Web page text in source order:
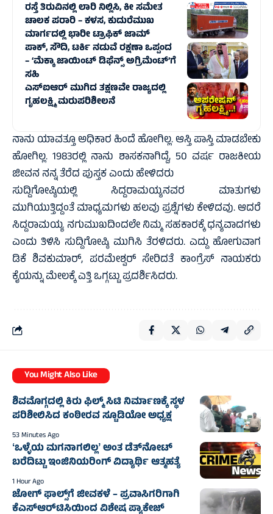
ರಸ್ತೆ ತಿರುವಿನಲ್ಲಿ ಲಾರಿ ನಿಲ್ಲಿಸಿ, ಕೀ ಸಮೇತ
ಚಾಲಕ ಪರಾರಿ – ಕಳಸ, ಕುದುರೆಮುಖ
ಮಾರ್ಗದಲ್ಲಿ‌ ಭಾರೀ ಟ್ರಾಫಿಕ್‌ ಜಾಮ್
ಪಾಕ್, ಸೌದಿ, ಟರ್ಕಿ ನಡುವೆ ರಕ್ಷಣಾ ಒಪ್ಪಂದ
– ‘ಮೆಕ್ಕಾ ಜಾಯಿಂಟ್ ಡಿಫೆನ್ಸ್ ಅಗ್ರಿಮೆಂಟ್’ಗೆ
ಸಹಿ
ಎಸ್‌ಐಆರ್ ಮುಗಿದ ತಕ್ಷಣವೇ ರಾಜ್ಯದಲ್ಲಿ
ಗೃಹಲಕ್ಷ್ಮಿ ಮರುಪರಿಶೀಲನೆ
ನಾನು ಯಾವತ್ತೂ ಅಧಿಕಾರ ಹಿಂದೆ ಹೋಗಿಲ್ಲ. ಆಸ್ತಿ ಪಾಸ್ತಿ ಮಾಡಬೇಕು
ಹೋಗಿಲ್ಲ. 1983ರಲ್ಲಿ ನಾನು ಶಾಸಕನಾಗಿದ್ದೆ, 50 ವರ್ಷ ರಾಜಕೀಯ
ಜೀವನ ನನ್ನ ತೆರೆದ ಪುಸ್ತಕ ಎಂದು ಹೇಳಿದರು
ಸುದ್ದಿಗೋಷ್ಠಿಯಲ್ಲಿ ಸಿದ್ದರಾಮಯ್ಯನವರ ಮಾತುಗಳು
ಮುಗಿಯುತ್ತಿದ್ದಂತೆ ಮಾಧ್ಯಮಗಳು ಹಲವು ಪ್ರಶ್ನೆಗಳು ಕೇಳಿದವು. ಆದರೆ
ಸಿದ್ದರಾಮಯ್ಯ ನಗುಮುಖದಿಂದಲೇ ನಿಮ್ಮ ಸಹಕಾರಕ್ಕೆ ಧನ್ಯವಾದಗಳು
ಎಂದು ತಿಳಿಸಿ ಸುದ್ದಿಗೋಷ್ಠಿ ಮುಗಿಸಿ ತೆರಳಿದರು. ಎದ್ದು ಹೋಗುವಾಗ
ಡಿಕೆ ಶಿವಕುಮಾರ್‌, ಪರಮೇಶ್ವರ್‌ ಸೇರಿದತೆ ಕಾಂಗ್ರೆಸ್‌ ನಾಯಕರು
ಕೈಯನ್ನು ಮೇಲಕ್ಕೆ ಎತ್ತಿ ಒಗ್ಗಟ್ಟು ಪ್ರದರ್ಶಿಸಿದರು.
You Might Also Like
ಶಿವಮೊಗ್ಗದಲ್ಲಿ ಕಿರು ಫಿಲ್ಮ್ ಸಿಟಿ ನಿರ್ಮಾಣಕ್ಕೆ ಸ್ಥಳ
ಪರಿಶೀಲಿಸಿದ ಕಂಠೀರವ ಸ್ಟೂಡಿಯೋ ಅಧ್ಯಕ್ಷ
53 Minutes Ago
ʻಒಳ್ಳೆಯ ಮಗನಾಗಲಿಲ್ಲʼ ಅಂತ ಡೆತ್‌ನೋಟ್
ಬರೆದಿಟ್ಟು ಇಂಜಿನಿಯರಿಂಗ್ ವಿದ್ಯಾರ್ಥಿ ಆತ್ಮಹತ್ಯೆ‌
1 Hour Ago
ಜೋಗ್‌ ಫಾಲ್ಸ್‌ಗೆ ಜೀವಕಳೆ – ಪ್ರವಾಸಿಗರಿಗಾಗಿ
ಕೆಎಸ್ಆರ್‌ಟಿಸಿಯಿಂದ ವಿಶೇಷ ಪ್ಯಾಕೇಜ್